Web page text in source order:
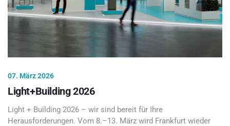
07. März 2026
Light+Building 2026
Light + Building 2026 – wir sind bereit für Ihre
Herausforderungen. Vom 8.–13. März wird Frankfurt wieder